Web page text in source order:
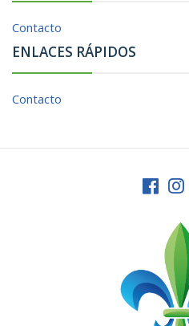
Contacto
ENLACES RÁPIDOS
Contacto